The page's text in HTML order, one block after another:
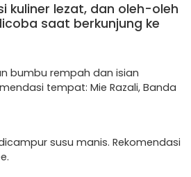
kuliner lezat, dan oleh-oleh
saat berkunjung ke
bumbu rempah dan isian
tempat: Mie Razali, Banda
susu manis. Rekomendasi